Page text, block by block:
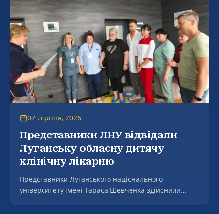
07 серпня, 2026
Представники ЛНУ відвідали
Луганську обласну дитячу
клінічну лікарню
Представники Луганського національного
університету імені Тараса Шевченка здійснили